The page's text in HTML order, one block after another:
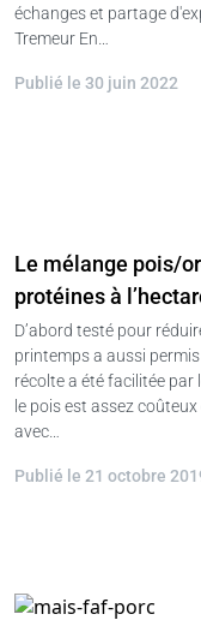
échanges et partage
Tremeur En…
Publié le 30 juin 2022
Le mélange pois/
protéines à
D’abord testé pour
printemps a aussi
récolte a été facilitée par
le pois est assez
avec…
Publié le 21 octobre